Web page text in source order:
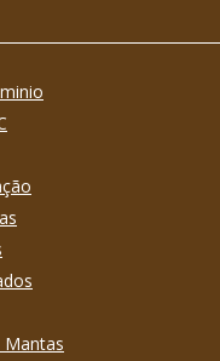
Mantas